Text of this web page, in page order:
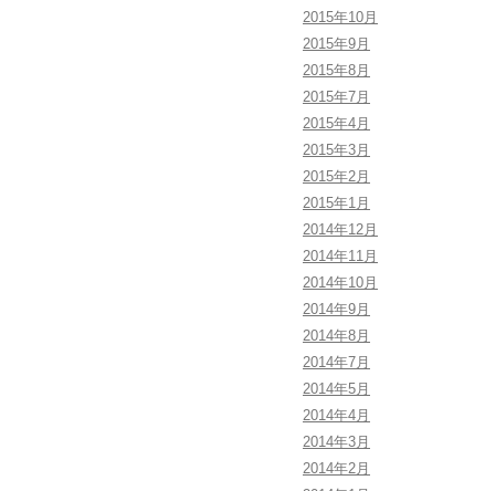
2015年10月
2015年9月
2015年8月
2015年7月
2015年4月
2015年3月
2015年2月
2015年1月
2014年12月
2014年11月
2014年10月
2014年9月
2014年8月
2014年7月
2014年5月
2014年4月
2014年3月
2014年2月